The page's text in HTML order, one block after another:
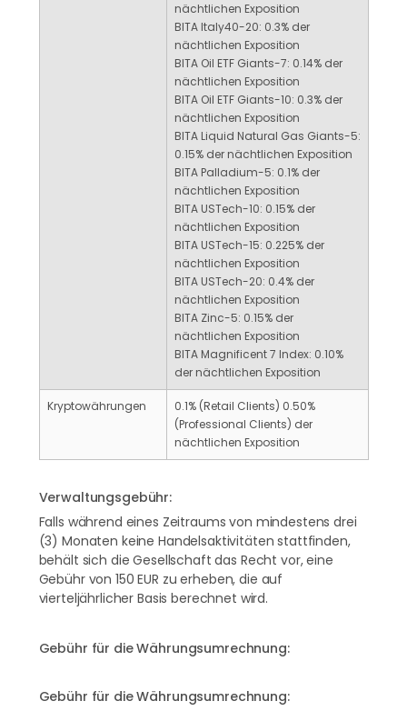
nächtlichen Exposition
BITA Italy40-20: 0.3% der
nächtlichen Exposition
BITA Oil ETF Giants-7: 0.14% der
nächtlichen Exposition
BITA Oil ETF Giants-10: 0.3% der
nächtlichen Exposition
BITA Liquid Natural Gas Giants-5:
0.15% der nächtlichen Exposition
BITA Palladium-5: 0.1% der
nächtlichen Exposition
BITA USTech-10: 0.15% der
nächtlichen Exposition
BITA USTech-15: 0.225% der
nächtlichen Exposition
BITA USTech-20: 0.4% der
nächtlichen Exposition
BITA Zinc-5: 0.15% der
nächtlichen Exposition
BITA Magnificent 7 Index: 0.10%
der nächtlichen Exposition
Kryptowährungen
0.1% (Retail Clients) 0.50%
(Professional Clients) der
nächtlichen Exposition
Verwaltungsgebühr:
Falls während eines Zeitraums von mindestens drei
(3) Monaten keine Handelsaktivitäten stattfinden,
behält sich die Gesellschaft das Recht vor, eine
Gebühr von 150 EUR zu erheben, die auf
vierteljährlicher Basis berechnet wird.
Gebühr für die Währungsumrechnung:
Gebühr für die Währungsumrechnung: